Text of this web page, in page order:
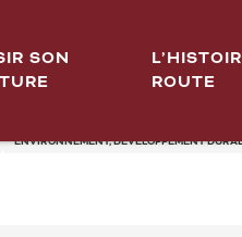
SON
ROUTE
OISEAUX
ENVIRONNEMENT, DÉVELOPPEMENT